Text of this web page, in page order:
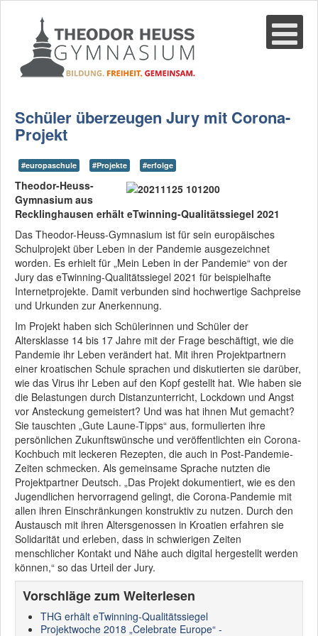
Schüler überzeugen Jury mit Corona-
Projekt
#europaschule #Projekte #erfolge
Theodor-Heuss-
Gymnasium aus
Recklinghausen erhält eTwinning-Qualitätssiegel 2021
Das Theodor-Heuss-Gymnasium ist für sein europäisches
Schulprojekt über Leben in der Pandemie ausgezeichnet
worden. Es erhielt für „Mein Leben in der Pandemie“ von der
Jury das eTwinning-Qualitätssiegel 2021 für beispielhafte
Internetprojekte. Damit verbunden sind hochwertige Sachpreise
und Urkunden zur Anerkennung.
Im Projekt haben sich Schülerinnen und Schüler der
Altersklasse 14 bis 17 Jahre mit der Frage beschäftigt, wie die
Pandemie ihr Leben verändert hat. Mit ihren Projektpartnern
einer kroatischen Schule sprachen und diskutierten sie darüber,
wie das Virus ihr Leben auf den Kopf gestellt hat. Wie haben sie
die Belastungen durch Distanzunterricht, Lockdown und Angst
vor Ansteckung gemeistert? Und was hat ihnen Mut gemacht?
Sie tauschten „Gute Laune-Tipps“ aus, formulierten ihre
persönlichen Zukunftswünsche und veröffentlichten ein Corona-
Kochbuch mit leckeren Rezepten, die auch in Post-Pandemie-
Zeiten schmecken. Als gemeinsame Sprache nutzten die
Projektpartner Deutsch. „Das Projekt dokumentiert, wie es den
Jugendlichen hervorragend gelingt, die Corona-Pandemie mit
allen ihren Einschränkungen konstruktiv zu nutzen. Durch den
Austausch mit ihren Altersgenossen in Kroatien erfahren sie
Solidarität und erleben, dass in schwierigen Zeiten
menschlicher Kontakt und Nähe auch digital hergestellt werden
können,“ so das Urteil der Jury.
Vorschläge zum Weiterlesen
THG erhält eTwinning-Qualitätssiegel
Projektwoche 2018 „Celebrate Europe“ -